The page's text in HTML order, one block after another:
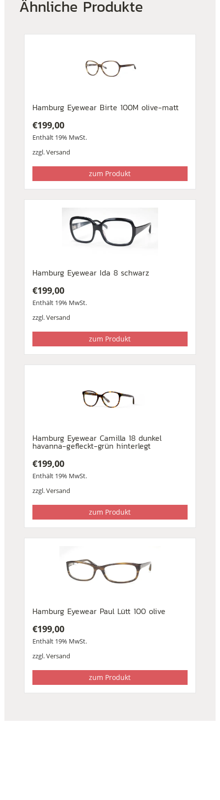
Ähnliche Produkte
Hamburg Eyewear Birte 100M olive-matt
€199,00
Enthält 19% MwSt.
zzgl.Versand
zum Produkt
Hamburg Eyewear Ida 8 schwarz
€199,00
Enthält 19% MwSt.
zzgl.Versand
zum Produkt
Hamburg Eyewear Camilla 18 dunkel
havanna-gefleckt-grün hinterlegt
€199,00
Enthält 19% MwSt.
zzgl.Versand
zum Produkt
Hamburg Eyewear Paul Lütt 100 olive
€199,00
Enthält 19% MwSt.
zzgl.Versand
zum Produkt